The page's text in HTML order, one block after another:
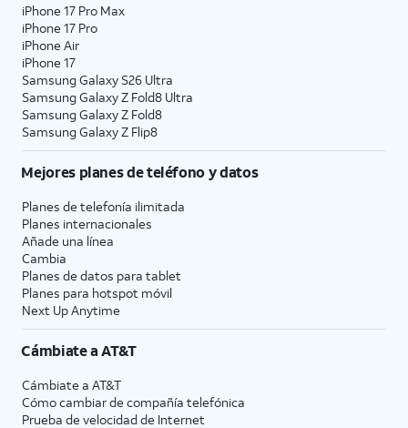
iPhone 17 Pro Max
iPhone 17 Pro
iPhone Air
iPhone 17
Samsung Galaxy S26 Ultra
Samsung Galaxy Z Fold8 Ultra
Samsung Galaxy Z Fold8
Samsung Galaxy Z Flip8
Mejores planes de teléfono y datos
Planes de telefonía ilimitada
Planes internacionales
Añade una línea
Cambia
Planes de datos para tablet
Planes para hotspot móvil
Next Up Anytime
Cámbiate aAT&T
Cámbiate a AT&T
Cómo cambiar de compañía telefónica
Prueba de velocidad de Internet